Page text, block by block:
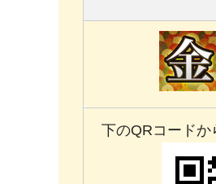
下のQRコードか